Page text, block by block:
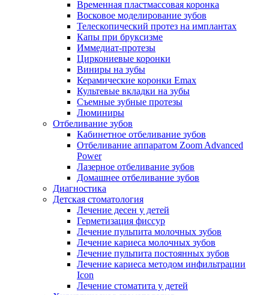
Временная пластмассовая коронка
Восковое моделирование зубов
Телескопический протез на имплантах
Капы при бруксизме
Иммедиат-протезы
Циркониевые коронки
Виниры на зубы
Керамические коронки Emax
Культевые вкладки на зубы
Съемные зубные протезы
Люминиры
Отбеливание зубов
Кабинетное отбеливание зубов
Отбеливание аппаратом Zoom Advanced
Power
Лазерное отбеливание зубов
Домашнее отбеливание зубов
Диагностика
Детская стоматология
Лечение десен у детей
Герметизация фиссур
Лечение пульпита молочных зубов
Лечение кариеса молочных зубов
Лечение пульпита постоянных зубов
Лечение кариеса методом инфильтрации
Icon
Лечение стоматита у детей